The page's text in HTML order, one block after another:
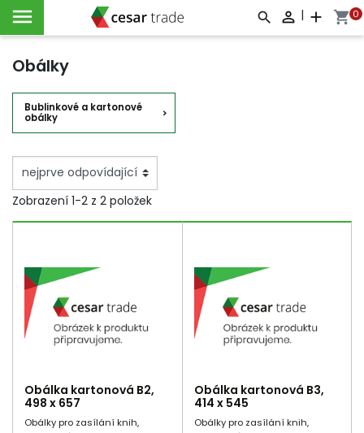
   | add shopping_cart0
Obálky
Bublinkové a kartonové
obálky
Zobrazení 1-2 z 2 položek
Obálka kartonová B2,
498 x 657
Obálky pro zasílání knih,
Obálka kartonová B3,
414 x 545
Obálky pro zasílání knih,